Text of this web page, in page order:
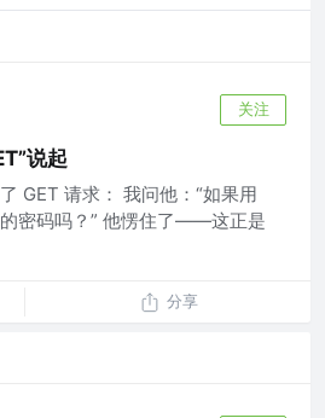
关注
说起
GET 请求： 我问他：“如果用
密码吗？” 他愣住了——这正是
分享